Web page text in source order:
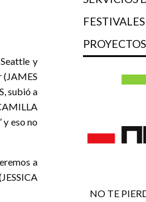
y
(JAMES
subió a
eso no
a
NO TE